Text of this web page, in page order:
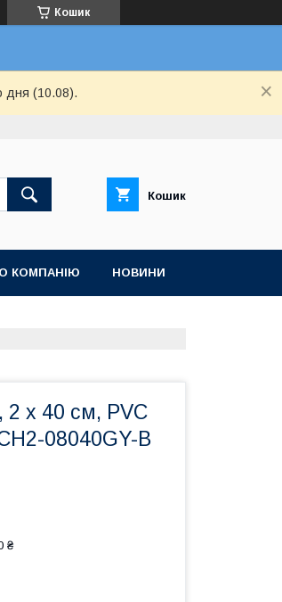
Кошик
дня (10.08).
Кошик
КОМПАНІЮ НОВИНИ
2 х 40 см, PVC
08040GY-B
₴